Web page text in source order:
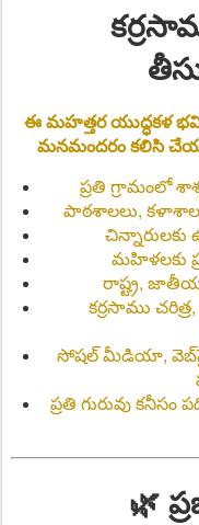
ఈ మహత్తర యుద్ధకళ
మనమందరం కలిసి
ప్రతి గ్రామంలో
పాఠశాలలు,
చిన్నారులకు
మహిళలకు
రాష్ట్ర,
కర్రసాము
సోషల్ మీడియా,
ప్రతి గురువు కనీసం
🌿